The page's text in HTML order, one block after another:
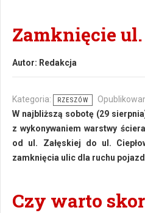
Zamknięcie ul.
Autor: Redakcja
Kategoria: RZESZÓW
W najbliższą sobotę (29
z wykonywaniem warstwy
od ul. Załęskiej do ul.
zamknięcia ulic dla ruchu
Czy warto